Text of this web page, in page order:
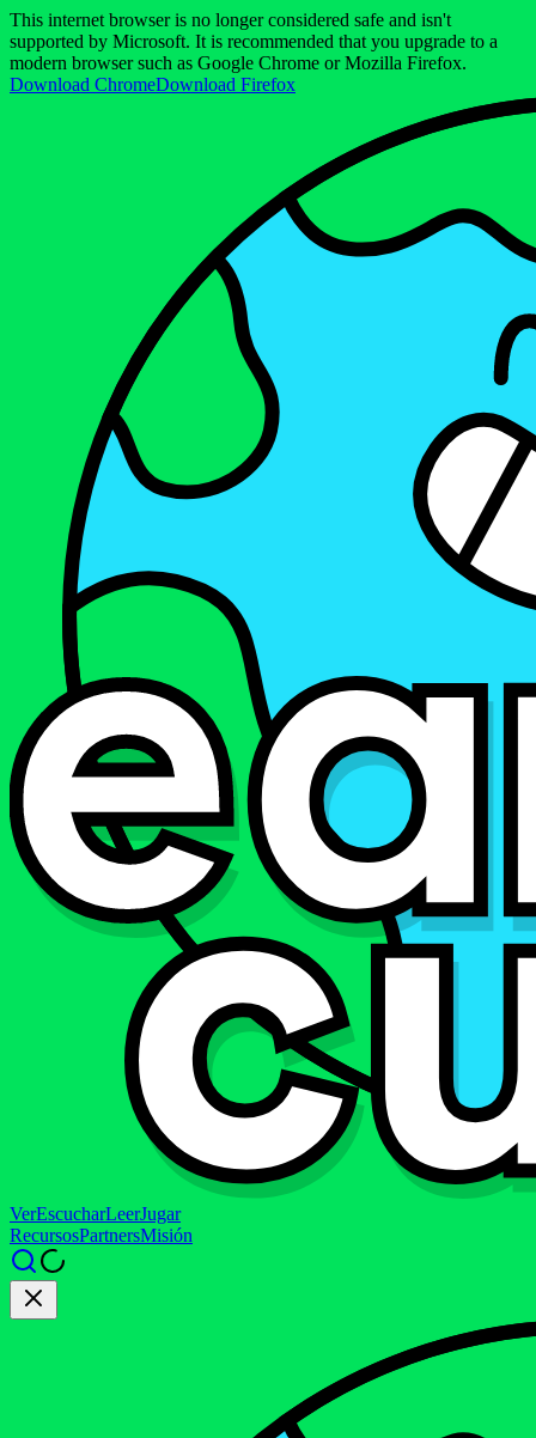
This internet browser is no longer considered safe and isn't
supported by Microsoft. It is recommended that you upgrade to a
modern browser such as Google Chrome or Mozilla Firefox.
Download ChromeDownload Firefox
VerEscucharLeerJugar
RecursosPartnersMisión